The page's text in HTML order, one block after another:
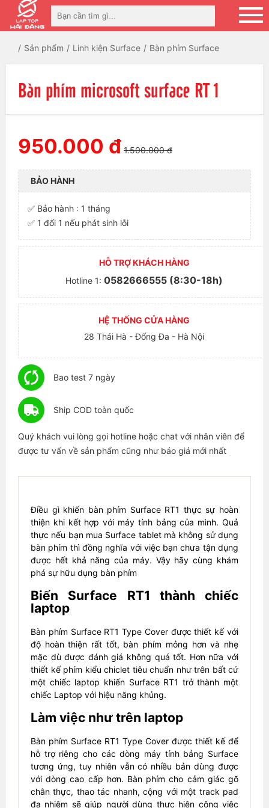
Sản phẩm Linh kiện Surface Bàn phím Surface
Bàn phím microsoft surface RT 1
950.000 đ 1.500.000 đ
BẢO HÀNH
✅ Bảo hành : 1 tháng
✅ 1 đổi 1 nếu phát sinh lỗi
HỖ TRỢ KHÁCH HÀNG
Hotline 1: 0582666555 (8:30-18h)
HỆ THỐNG CỬA HÀNG
28 Thái Hà - Đống Đa - Hà Nội
Bao test 7 ngày
Ship COD toàn quốc
Quý khách vui lòng gọi hotline hoặc chat với nhân viên để
được tư vấn về sản phẩm cũng như báo giá mới nhất
Điều gì khiến bàn phím Surface RT1 thực sự hoàn
thiện khi kết hợp với máy tính bảng của mình. Quả
thực nếu bạn mua Surface tablet mà không sử dụng
bàn phím thì đồng nghĩa với việc bạn chưa tận dụng
được hết khả năng của máy. Vậy hãy cùng khám
phá sự hữu dụng bàn phím
Biến Surface RT1 thành chiếc
laptop
Bàn phím Surface RT1 Type Cover được thiết kế với
độ hoàn thiện rất tốt, bàn phím mỏng hơn và nhẹ
mặc dù được đánh giá không quá tốt. Hơn nữa với
thiết kế phím kiểu chiclet tiêu chuẩn như trên bất cứ
một chiếc laptop khiến Surface RT1 trở thành một
chiếc Laptop với hiệu năng khủng.
Làm việc như trên laptop
Bàn phím Surface RT1 Type Cover được thiết kế để
hỗ trợ riêng cho các dòng máy tính bảng Surface
tương ứng, tuy nhiên vẫn có nhiều bản dùng được
với dòng cao cấp hơn. Bàn phím cho cảm giác gõ
chân thực, thao tác nhanh, cộng với một track pad
đa nhiệm sẽ giúp người dùng thực hiện công việc